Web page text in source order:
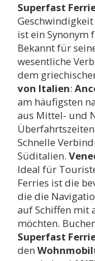
Superfast
ist ein
Bekannt für
wesentliche
dem
von Italien:
am häufigsten
aus Mittel- und
Schnelle
Süditalien.
Ideal für
Ferries ist die
die die
auf Schiffen mit
möchten.
Superfast
den